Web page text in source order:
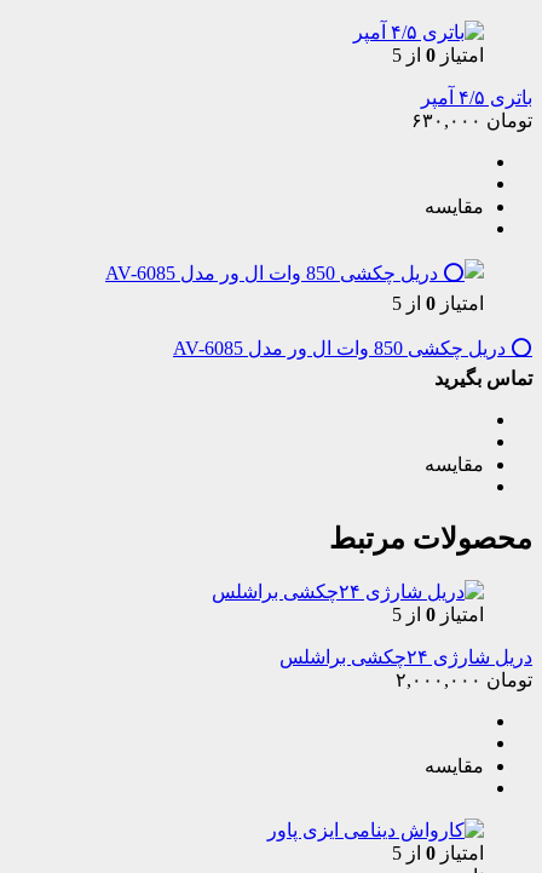
امتیاز 0 از 5
باتری ۴/۵ آمپر
تومان
مقایسه
امتیاز 0 از 5
⭕️ دریل چکشی 850 وات ال ور مدل AV-6085
تماس بگیرید
مقایسه
محصولات مرتبط
امتیاز 0 از 5
دریل شارژی ۲۴چکشی براشلس
تومان
مقایسه
امتیاز 0 از 5